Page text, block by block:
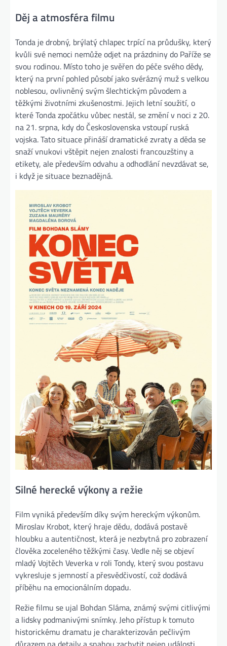
Děj a atmosféra filmu
Tonda je drobný, brýlatý chlapec trpící na průdušky, který
kvůli své nemoci nemůže odjet na prázdniny do Paříže se
svou rodinou. Místo toho je svěřen do péče svého dědy,
který na první pohled působí jako svérázný muž s velkou
noblesou, ovlivněný svým šlechtickým původem a
těžkými životními zkušenostmi. Jejich letní soužití, o
které Tonda zpočátku vůbec nestál, se změní v noci z 20.
na 21. srpna, kdy do Československa vstoupí ruská
vojska. Tato situace přináší dramatické zvraty a děda se
snaží vnukovi vštěpit nejen znalosti francouzštiny a
etikety, ale především odvahu a odhodlání nevzdávat se,
i když je situace beznadějná.
Silné herecké výkony a režie
Film vyniká především díky svým hereckým výkonům.
Miroslav Krobot, který hraje dědu, dodává postavě
hloubku a autentičnost, která je nezbytná pro zobrazení
člověka zoceleného těžkými časy. Vedle něj se objeví
mladý Vojtěch Veverka v roli Tondy, který svou postavu
vykresluje s jemností a přesvědčivostí, což dodává
příběhu na emocionálním dopadu.
Režie filmu se ujal Bohdan Sláma, známý svými citlivými
a lidsky podmanivými snímky. Jeho přístup k tomuto
historickému dramatu je charakterizován pečlivým